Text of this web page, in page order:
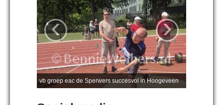
vb groep eac de Sperwers succesvol in Hoogeveen
‹ ›